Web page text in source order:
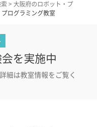
> 大阪府のロボット・プ
ログラミング教室
を実施中
細は教室情報をご覧く